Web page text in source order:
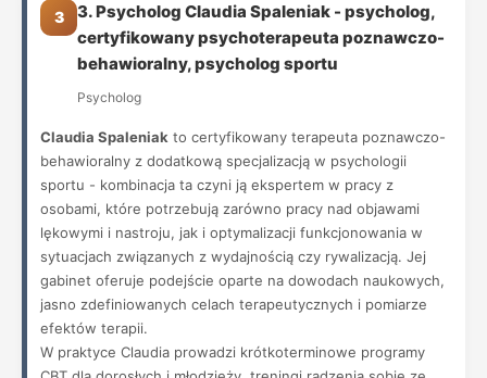
3
3. Psycholog Claudia Spaleniak - psycholog,
certyfikowany psychoterapeuta poznawczo-
behawioralny, psycholog sportu
Psycholog
Claudia Spaleniak to certyfikowany terapeuta poznawczo-
behawioralny z dodatkową specjalizacją w psychologii
sportu - kombinacja ta czyni ją ekspertem w pracy z
osobami, które potrzebują zarówno pracy nad objawami
lękowymi i nastroju, jak i optymalizacji funkcjonowania w
sytuacjach związanych z wydajnością czy rywalizacją. Jej
gabinet oferuje podejście oparte na dowodach naukowych,
jasno zdefiniowanych celach terapeutycznych i pomiarze
efektów terapii.
W praktyce Claudia prowadzi krótkoterminowe programy